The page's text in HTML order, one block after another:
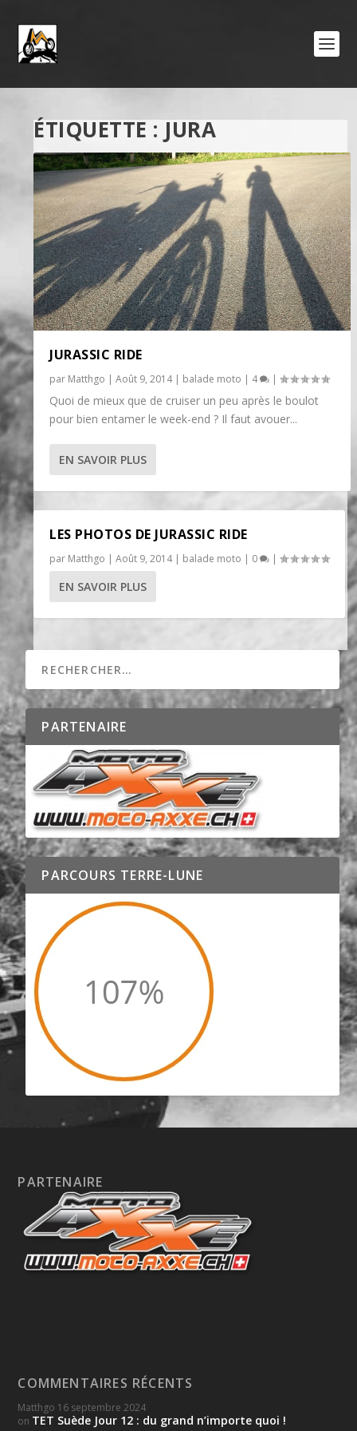
ÉTIQUETTE :JURA
JURASSIC RIDE
par Matthgo |Août 9, 2014| balade moto | 4 |
Quoi de mieux que de cruiser un peu après le boulot
pour bien entamer le week-end ? Il faut avouer...
EN SAVOIR PLUS
LES PHOTOS DE JURASSIC RIDE
par Matthgo |Août 9, 2014| balade moto | 0 |
EN SAVOIR PLUS
PARTENAIRE
PARCOURS TERRE-LUNE
PARTENAIRE
COMMENTAIRES RÉCENTS
Matthgo 16 septembre 2024
on TET Suède Jour 12 : du grand n’importe quoi !